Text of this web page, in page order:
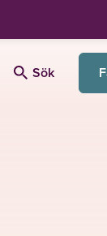
Sök